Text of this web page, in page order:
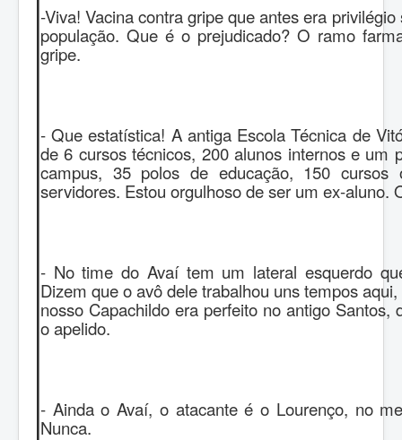
-Viva! Vacina contra gripe que antes era
população. Que é o prejudicado? O ramo
gripe.
- Que estatística! A antiga Escola Técnica de
de 6 cursos técnicos, 200 alunos internos e um
campus, 35 polos de educação, 150
servidores. Estou orgulhoso de ser um ex-aluno.
- No time do Avaí tem um lateral esquerdo
Dizem que o avô dele trabalhou uns tempos
nosso Capachildo era perfeito no antigo
o apelido.
- Ainda o Avaí, o atacante é o Lourenço, no
Nunca.